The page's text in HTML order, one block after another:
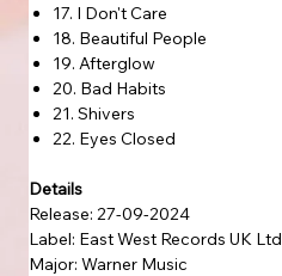
17. I Don't Care
18. Beautiful People
19. Afterglow
20. Bad Habits
21. Shivers
22. Eyes Closed
Details
Release: 27-09-2024
Label: East West Records UK Ltd
Major: Warner Music